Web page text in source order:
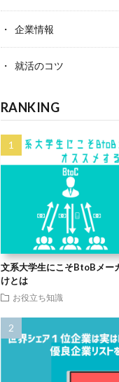
企業情報
就活のコツ
RANKING
文系大学生にこそBtoBメー
けとは
お役立ち知識